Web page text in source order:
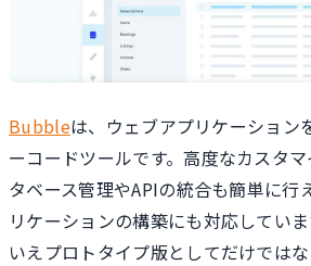
Bubbleは、ウェブアプリケーション
ーコードツールです。高度なカスタ
タベース管理やAPIの統合も簡単に行
リケーションの構築にも対応してい
いえプロトタイプ版としてだけでは